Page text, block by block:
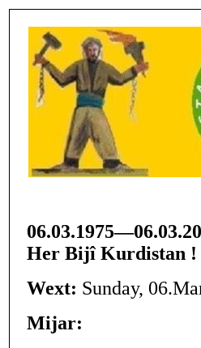
Her Bijî Kurdistan !
Wext: Sunday,
Mijar: